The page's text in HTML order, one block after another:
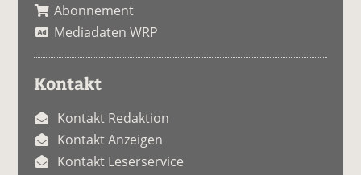
Abonnement
Mediadaten WRP
Kontakt
Kontakt Redaktion
Kontakt Anzeigen
Kontakt Leserservice